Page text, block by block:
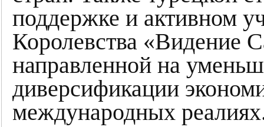
поддержке и активном
Королевства «Видение
направленной на
диверсификации
международных